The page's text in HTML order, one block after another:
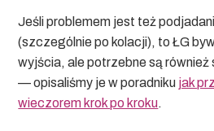
Jeśli problemem jest też
(szczególnie po kolacji), to ŁG
wyjścia, ale potrzebne są
— opisaliśmy je w poradniku jak
wieczorem krok po kroku.